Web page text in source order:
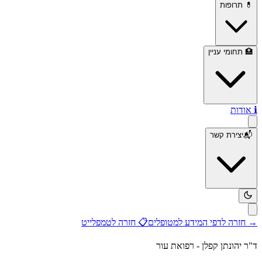
💊 תרופות
🏥 תחומי עניין
ℹ️ אודות
📬יצירת קשר
→ חזרה לדפי המידע למטופלים📋 חזרה לטמפלייט
ד"ר יהונתן קפלן - רפואת עור